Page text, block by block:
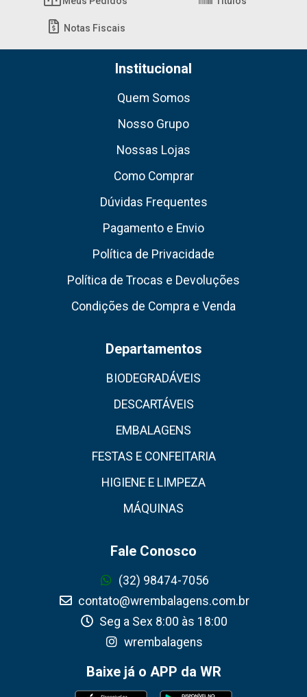
Notas Fiscais
Institucional
Quem Somos
Nosso Grupo
Nossas Lojas
Como Comprar
Dúvidas Frequentes
Pagamento e Envio
Política de Privacidade
Política de Trocas e Devoluções
Condições de Compra e Venda
Departamentos
BIODEGRADÁVEIS
DESCARTÁVEIS
EMBALAGENS
FESTAS E CONFEITARIA
HIGIENE E LIMPEZA
MÁQUINAS
Fale Conosco
(32) 98474-7056
contato@wrembalagens.com.br
Seg a Sex 8:00 às 18:00
wrembalagens
Baixe já o APP da WR